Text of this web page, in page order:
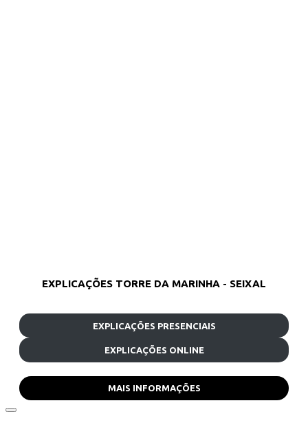
EXPLICAÇÕES TORRE DA MARINHA - SEIXAL
EXPLICAÇÕES PRESENCIAIS
EXPLICAÇÕES ONLINE
MAIS INFORMAÇÕES